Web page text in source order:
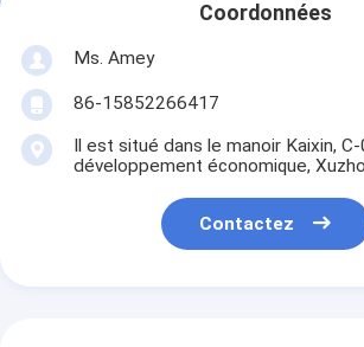
Coordonnées
Ms. Amey
86-15852266417
Il est situé dans le manoir Kaixin,
développement économique,
Contactez